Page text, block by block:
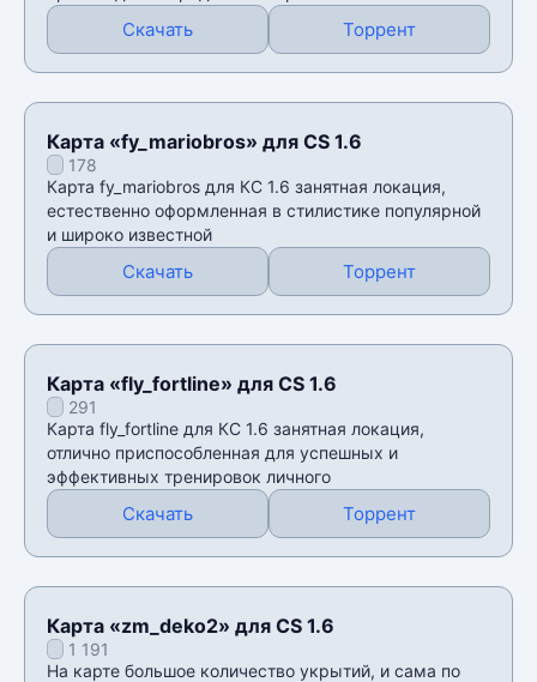
Скачать Торрент
Карта «fy_mariobros» для CS 1.6
178
Карта fy_mariobros для КС 1.6 занятная локация,
естественно оформленная в стилистике популярной
и широко известной
Скачать Торрент
Карта «fly_fortline» для CS 1.6
291
Карта fly_fortline для КС 1.6 занятная локация,
отлично приспособленная для успешных и
эффективных тренировок личного
Скачать Торрент
Карта «zm_deko2» для CS 1.6
1 191
На карте большое количество укрытий, и сама по